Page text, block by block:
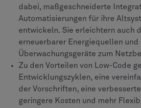
dabei, maßgeschneiderte
Automatisierungen für ihre
entwickeln. Sie erleichtern auch
erneuerbarer Energiequellen und
Überwachungsgeräte zum
Zu den Vorteilen von Low-Code
Entwicklungszyklen, eine
der Vorschriften, eine
geringere Kosten und mehr